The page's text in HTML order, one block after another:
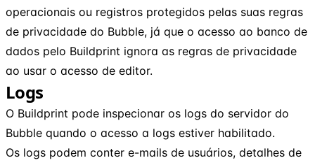
operacionais ou registros protegidos pelas suas regras
de privacidade do Bubble, já que o acesso ao banco de
dados pelo Buildprint ignora as regras de privacidade
ao usar o acesso de editor.
Logs
O Buildprint pode inspecionar os logs do servidor do
Bubble quando o acesso a logs estiver habilitado.
Os logs podem conter e-mails de usuários, detalhes de